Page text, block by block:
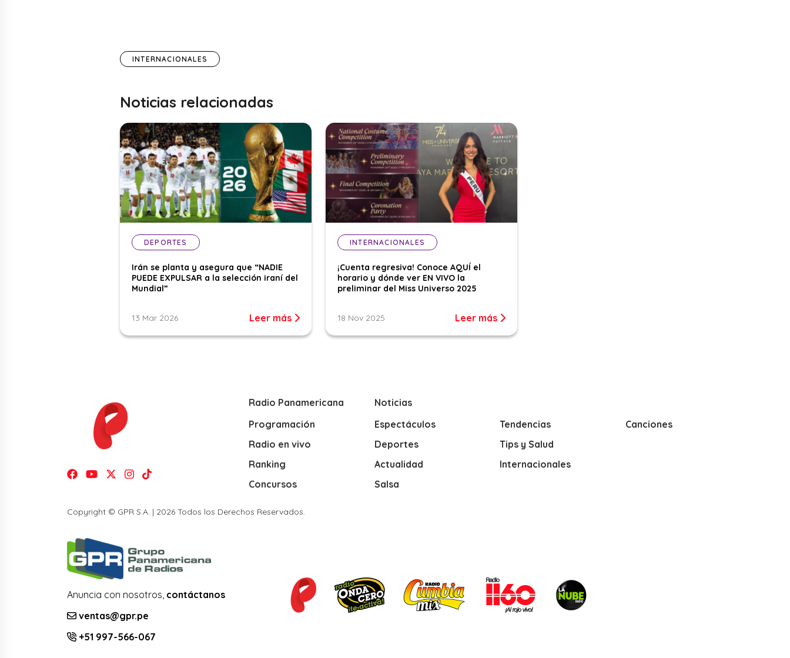
INTERNACIONALES
Noticias relacionadas
DEPORTES
Irán se planta y asegura que “NADIE
PUEDE EXPULSAR a la selección iraní del
Mundial”
13 Mar 2026 Leer más
INTERNACIONALES
¡Cuenta regresiva! Conoce AQUÍ el
horario y dónde ver EN VIVO la
preliminar del Miss Universo 2025
18 Nov 2025 Leer más
Radio Panamericana
Programación
Radio en vivo
Ranking
Concursos
Noticias
Espectáculos
Deportes
Actualidad
Salsa
Tendencias
Tips y Salud
Internacionales
Canciones
Copyright © GPR S.A. | 2026 Todos los Derechos Reservados.
Anuncia con nosotros, contáctanos
ventas@gpr.pe
+51 997-566-067